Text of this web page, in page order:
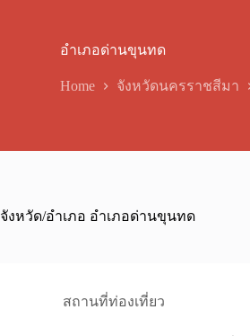
อำเภอด่านขุนทด
Home จังหวัดนครราชสีมา
จังหวัด/อำเภอ อำเภอด่านขุนทด
สถานที่ท่องเที่ยว